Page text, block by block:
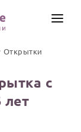
Открытки
с